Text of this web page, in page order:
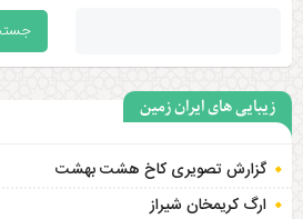
زیبایی های ایران زمین
گزارش تصویری کاخ هشت‌ بهشت
ارگ کریمخان شیراز